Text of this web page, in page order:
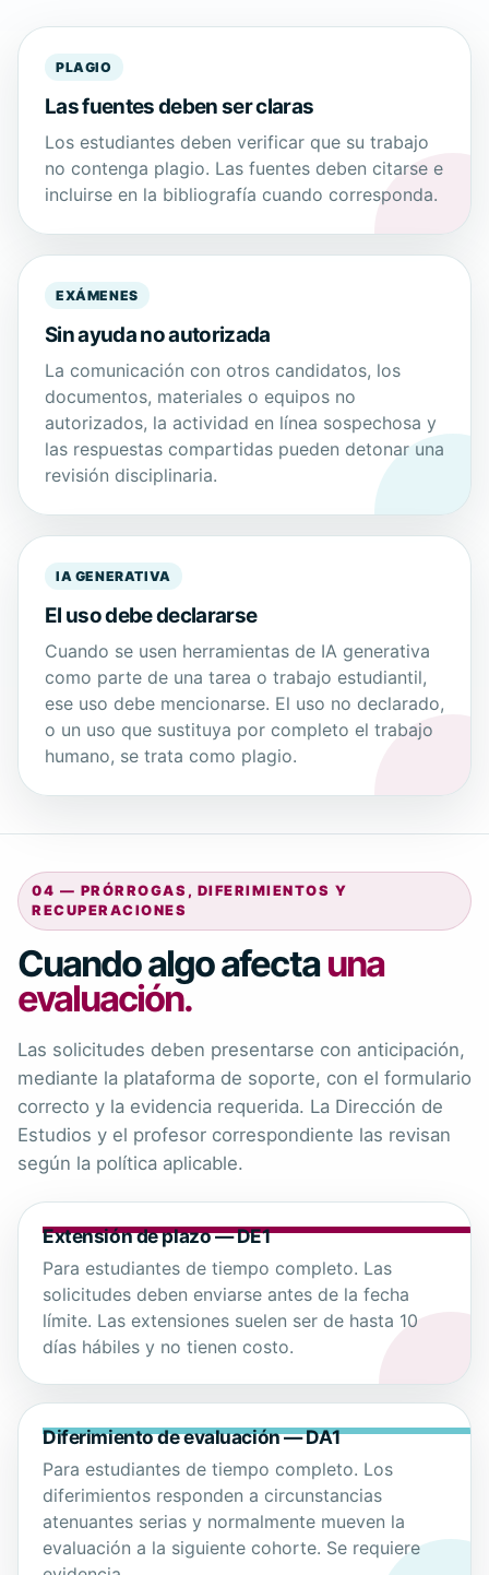
PLAGIO
Las fuentes deben ser claras
Los estudiantes deben verificar que su trabajo
no contenga plagio. Las fuentes deben citarse e
incluirse en la bibliografía cuando corresponda.
EXÁMENES
Sin ayuda no autorizada
La comunicación con otros candidatos, los
documentos, materiales o equipos no
autorizados, la actividad en línea sospechosa y
las respuestas compartidas pueden detonar una
revisión disciplinaria.
IA GENERATIVA
El uso debe declararse
Cuando se usen herramientas de IA generativa
como parte de una tarea o trabajo estudiantil,
ese uso debe mencionarse. El uso no declarado,
o un uso que sustituya por completo el trabajo
humano, se trata como plagio.
04 — PRÓRROGAS, DIFERIMIENTOS Y
RECUPERACIONES
Cuando algo afectauna
evaluación.
Las solicitudes deben presentarse con anticipación,
mediante la plataforma de soporte, con el formulario
correcto y la evidencia requerida. La Dirección de
Estudios y el profesor correspondiente las revisan
según la política aplicable.
Extensión de plazo — DE1
Para estudiantes de tiempo completo. Las
solicitudes deben enviarse antes de la fecha
límite. Las extensiones suelen ser de hasta 10
días hábiles y no tienen costo.
Diferimiento de evaluación — DA1
Para estudiantes de tiempo completo. Los
diferimientos responden a circunstancias
atenuantes serias y normalmente mueven la
evaluación a la siguiente cohorte. Se requiere